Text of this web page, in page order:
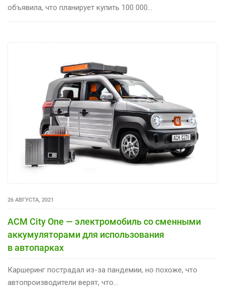
объявила, что планирует купить 100 000...
26 АВГУСТА, 2021
ACM City One — электромобиль со сменными
аккумуляторами для использования
в автопарках
Каршеринг пострадал из-за пандемии, но похоже, что
автопроизводители верят, что...